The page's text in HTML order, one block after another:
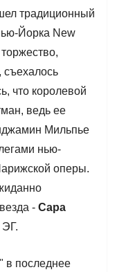
традиционный
Йорка New
съехалось
что королевой
ведь ее
Мильпье
нью-
оперы.
- Сара
ЭГ.
в последнее